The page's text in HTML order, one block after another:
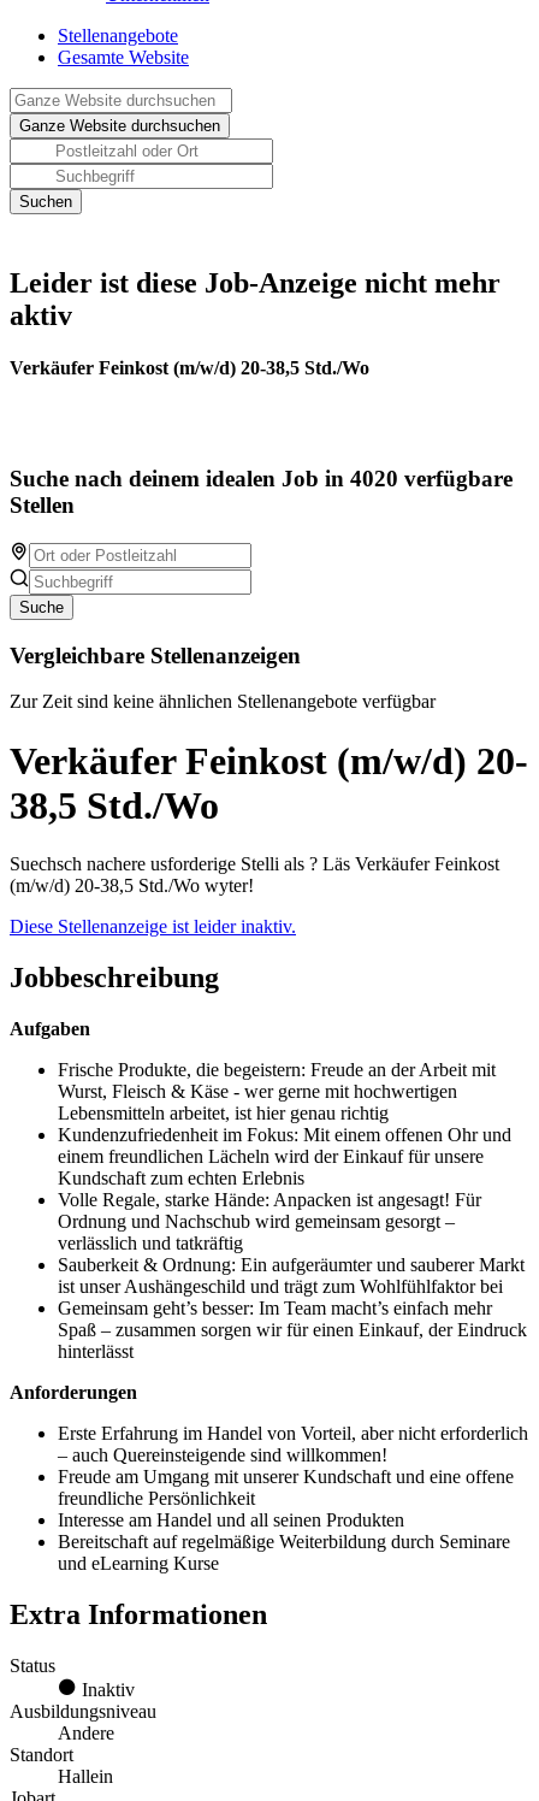
Stellenangebote
Gesamte Website
Leider ist diese Job-Anzeige nicht mehr
aktiv
Verkäufer Feinkost (m/w/d) 20-38,5 Std./Wo
Suche nach deinem idealen Job in 4020 verfügbare
Stellen
Suche
Vergleichbare Stellenanzeigen
Zur Zeit sind keine ähnlichen Stellenangebote verfügbar
Verkäufer Feinkost (m/w/d) 20-
38,5 Std./Wo
Suechsch nachere usforderige Stelli als ? Läs Verkäufer Feinkost
(m/w/d) 20-38,5 Std./Wo wyter!
Diese Stellenanzeige ist leider inaktiv.
Jobbeschreibung
Aufgaben
Frische Produkte, die begeistern: Freude an der Arbeit mit
Wurst, Fleisch & Käse - wer gerne mit hochwertigen
Lebensmitteln arbeitet, ist hier genau richtig
Kundenzufriedenheit im Fokus: Mit einem offenen Ohr und
einem freundlichen Lächeln wird der Einkauf für unsere
Kundschaft zum echten Erlebnis
Volle Regale, starke Hände: Anpacken ist angesagt! Für
Ordnung und Nachschub wird gemeinsam gesorgt –
verlässlich und tatkräftig
Sauberkeit & Ordnung: Ein aufgeräumter und sauberer Markt
ist unser Aushängeschild und trägt zum Wohlfühlfaktor bei
Gemeinsam geht’s besser: Im Team macht’s einfach mehr
Spaß – zusammen sorgen wir für einen Einkauf, der Eindruck
hinterlässt
Anforderungen
Erste Erfahrung im Handel von Vorteil, aber nicht erforderlich
– auch Quereinsteigende sind willkommen!
Freude am Umgang mit unserer Kundschaft und eine offene
freundliche Persönlichkeit
Interesse am Handel und all seinen Produkten
Bereitschaft auf regelmäßige Weiterbildung durch Seminare
und eLearning Kurse
Extra Informationen
Status
Inaktiv
Ausbildungsniveau
Andere
Standort
Hallein